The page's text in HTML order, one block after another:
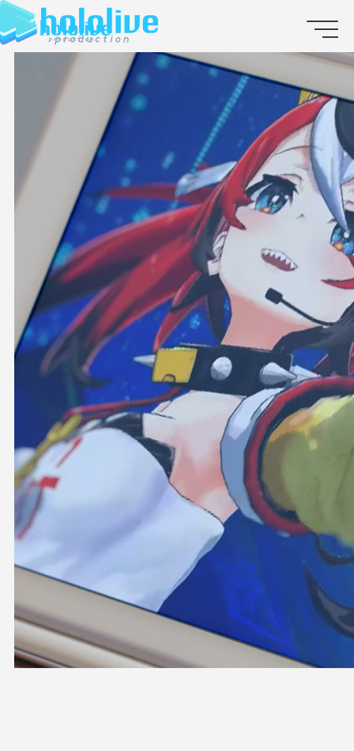
EN
JP
ABOUT
TALENT
NEWS
AUDITION
COLLABORATION
SUPPORT ADVERTISING
OFFICIAL SHOP
HOLODULE
会社概要
プライバシーポリシー
未成年の方々へのお願い
二次創作ガイドライン
よくある質問
サポーターガイドライン